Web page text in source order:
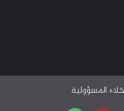
المسؤولية